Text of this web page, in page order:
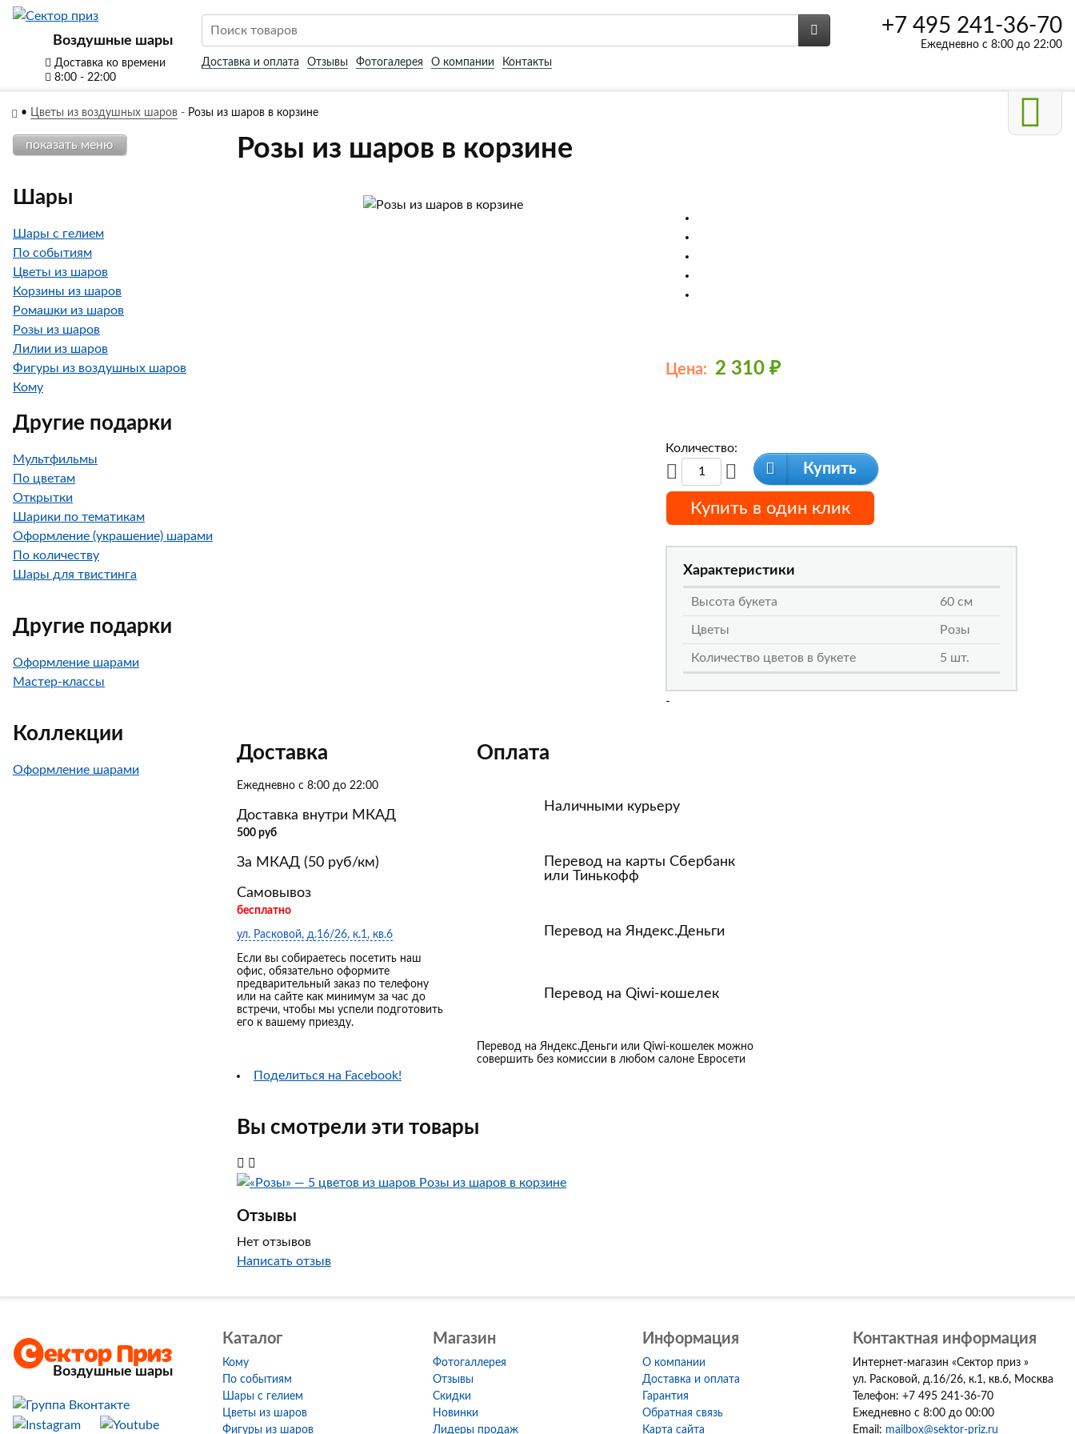
Воздушные шары
Доставка ко времени
8:00 - 22:00
Доставка и оплата Отзывы Фотогалерея О компании Контакты
+7 495 241-36-70
Ежедневно с 8:00 до 22:00
• Цветы из воздушных шаров- Розы из шаров в корзине
Розы из шаров в корзине
Цена: 2 310 ₽
Количество:
Купить
Купить в один клик
Характеристики
Высота букета 60 см
Цветы Розы
Количество цветов в букете 5 шт.
-
Доставка
Ежедневно с 8:00 до 22:00
Доставка внутри МКАД
500 руб
За МКАД (50 руб/км)
Самовывоз
бесплатно
ул. Расковой, д.16/26, к.1, кв.6
Если вы собираетесь посетить наш
офис, обязательно оформите
предварительный заказ по телефону
или на сайте как минимум за час до
встречи, чтобы мы успели подготовить
его к вашему приезду.
Оплата
Наличными курьеру
Перевод на карты Сбербанк
или Тинькофф
Перевод на Яндекс.Деньги
Перевод на Qiwi-кошелек
Перевод на Яндекс.Деньги или Qiwi-кошелек можно
совершить без комиссии в любом салоне Евросети
Поделиться на Facebook!
Вы смотрели эти товары
Розы из шаров в корзине
Отзывы
Нет отзывов
Написать отзыв
показать меню
Шары
Шары с гелием
По событиям
Цветы из шаров
Корзины из шаров
Ромашки из шаров
Розы из шаров
Лилии из шаров
Фигуры из воздушных шаров
Кому
Другие подарки
Мультфильмы
По цветам
Открытки
Шарики по тематикам
Оформление (украшение) шарами
По количеству
Шары для твистинга
Другие подарки
Оформление шарами
Мастер-классы
Коллекции
Оформление шарами
Воздушные шары
Каталог
Кому
По событиям
Шары с гелием
Цветы из шаров
Фигуры из шаров
Магазин
Фотогаллерея
Отзывы
Скидки
Новинки
Лидеры продаж
Информация
О компании
Доставка и оплата
Гарантия
Обратная связь
Карта сайта
Контактная информация
Интернет-магазин «Сектор приз »
ул. Расковой, д.16/26, к.1, кв.6, Москва
Телефон: +7 495 241-36-70
Ежедневно с 8:00 до 00:00
Email: mailbox@sektor-priz.ru